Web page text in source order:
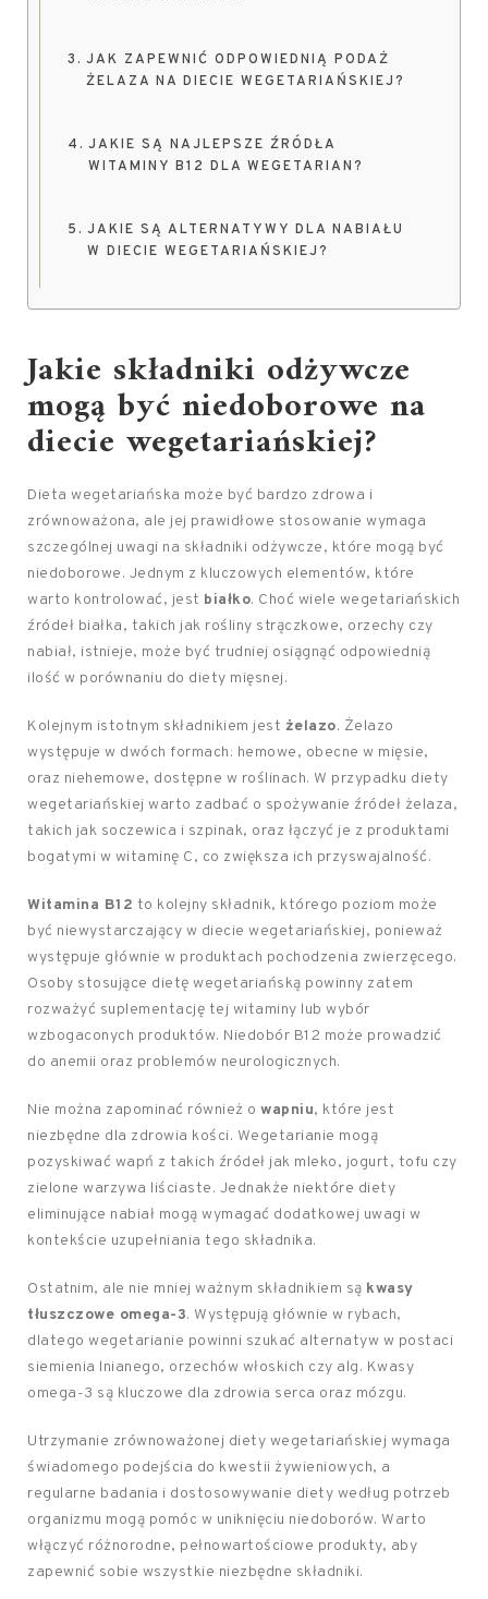
JAK ZAPEWNIĆ ODPOWIEDNIĄ PODAŻ
ŻELAZA NA DIECIE WEGETARIAŃSKIEJ?
JAKIE SĄ NAJLEPSZE ŹRÓDŁA
WITAMINY B12 DLA WEGETARIAN?
JAKIE SĄ ALTERNATYWY DLA NABIAŁU
W DIECIE WEGETARIAŃSKIEJ?
Jakie składniki odżywcze
mogą być niedoborowe na
diecie wegetariańskiej?
Dieta wegetariańska może być bardzo zdrowa i
zrównoważona, ale jej prawidłowe stosowanie wymaga
szczególnej uwagi na składniki odżywcze, które mogą być
niedoborowe. Jednym z kluczowych elementów, które
warto kontrolować, jest białko. Choć wiele wegetariańskich
źródeł białka, takich jak rośliny strączkowe, orzechy czy
nabiał, istnieje, może być trudniej osiągnąć odpowiednią
ilość w porównaniu do diety mięsnej.
Kolejnym istotnym składnikiem jest żelazo. Żelazo
występuje w dwóch formach: hemowe, obecne w mięsie,
oraz niehemowe, dostępne w roślinach. W przypadku diety
wegetariańskiej warto zadbać o spożywanie źródeł żelaza,
takich jak soczewica i szpinak, oraz łączyć je z produktami
bogatymi w witaminę C, co zwiększa ich przyswajalność.
Witamina B12 to kolejny składnik, którego poziom może
być niewystarczający w diecie wegetariańskiej, ponieważ
występuje głównie w produktach pochodzenia zwierzęcego.
Osoby stosujące dietę wegetariańską powinny zatem
rozważyć suplementację tej witaminy lub wybór
wzbogaconych produktów. Niedobór B12 może prowadzić
do anemii oraz problemów neurologicznych.
Nie można zapominać również o wapniu, które jest
niezbędne dla zdrowia kości. Wegetarianie mogą
pozyskiwać wapń z takich źródeł jak mleko, jogurt, tofu czy
zielone warzywa liściaste. Jednakże niektóre diety
eliminujące nabiał mogą wymagać dodatkowej uwagi w
kontekście uzupełniania tego składnika.
Ostatnim, ale nie mniej ważnym składnikiem są kwasy
tłuszczowe omega-3. Występują głównie w rybach,
dlatego wegetarianie powinni szukać alternatyw w postaci
siemienia lnianego, orzechów włoskich czy alg. Kwasy
omega-3 są kluczowe dla zdrowia serca oraz mózgu.
Utrzymanie zrównoważonej diety wegetariańskiej wymaga
świadomego podejścia do kwestii żywieniowych, a
regularne badania i dostosowywanie diety według potrzeb
organizmu mogą pomóc w uniknięciu niedoborów. Warto
włączyć różnorodne, pełnowartościowe produkty, aby
zapewnić sobie wszystkie niezbędne składniki.